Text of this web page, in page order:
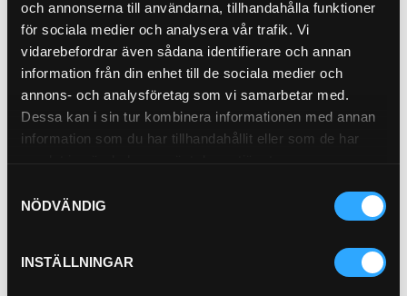
och annonserna till användarna, tillhandahålla funktioner
för sociala medier och analysera vår trafik. Vi
vidarebefordrar även sådana identifierare och annan
information från din enhet till de sociala medier och
annons- och analysföretag som vi samarbetar med.
Dessa kan i sin tur kombinera informationen med annan
information som du har tillhandahållit eller som de har
NÖDVÄNDIG
INSTÄLLNINGAR
Hydraulfilter
21-9447
Pris exkl. 361.00
Transmissionsfilter Spinon
(240mm) Duramax
Outer Diameter 97 mm (3.82 inch)
Gasket OD 70 mm (2.76 inch)
Gasket ID 63 mm (2.48 inch)…